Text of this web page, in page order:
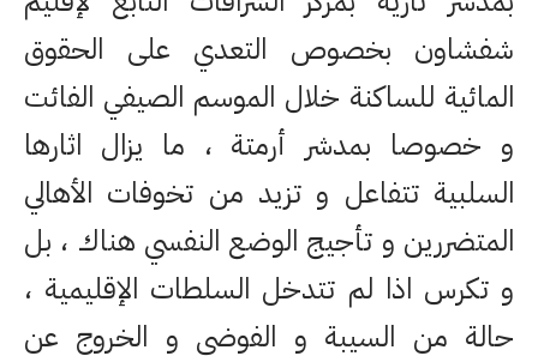
شفشاون بخصوص التعدي على الحقوق
المائية للساكنة خلال الموسم الصيفي الفائت
و خصوصا بمدشر أرمتة ، ما يزال اثارها
السلبية تتفاعل و تزيد من تخوفات الأهالي
المتضررين و تأجيج الوضع النفسي هناك ، بل
و تكرس اذا لم تتدخل السلطات الإقليمية ،
حالة من السيبة و الفوضى و الخروج عن